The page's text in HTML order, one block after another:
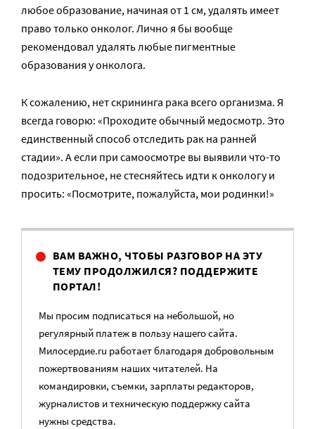
любое образование, начиная от 1 см, удалять имеет
право только онколог. Лично я бы вообще
рекомендовал удалять любые пигментные
образования у онколога.
К сожалению, нет скрининга рака всего организма. Я
всегда говорю: «Проходите обычный медосмотр. Это
единственный способ отследить рак на ранней
стадии». А если при самоосмотре вы выявили что-то
подозрительное, не стесняйтесь идти к онкологу и
просить: «Посмотрите, пожалуйста, мои родинки!»
ВАМ ВАЖНО, ЧТОБЫ РАЗГОВОР НА ЭТУ
ТЕМУ ПРОДОЛЖИЛСЯ? ПОДДЕРЖИТЕ
ПОРТАЛ!
Мы просим подписаться на небольшой, но
регулярный платеж в пользу нашего сайта.
Милосердие.ru работает благодаря добровольным
пожертвованиям наших читателей. На
командировки, съемки, зарплаты редакторов,
журналистов и техническую поддержку сайта
нужны средства.